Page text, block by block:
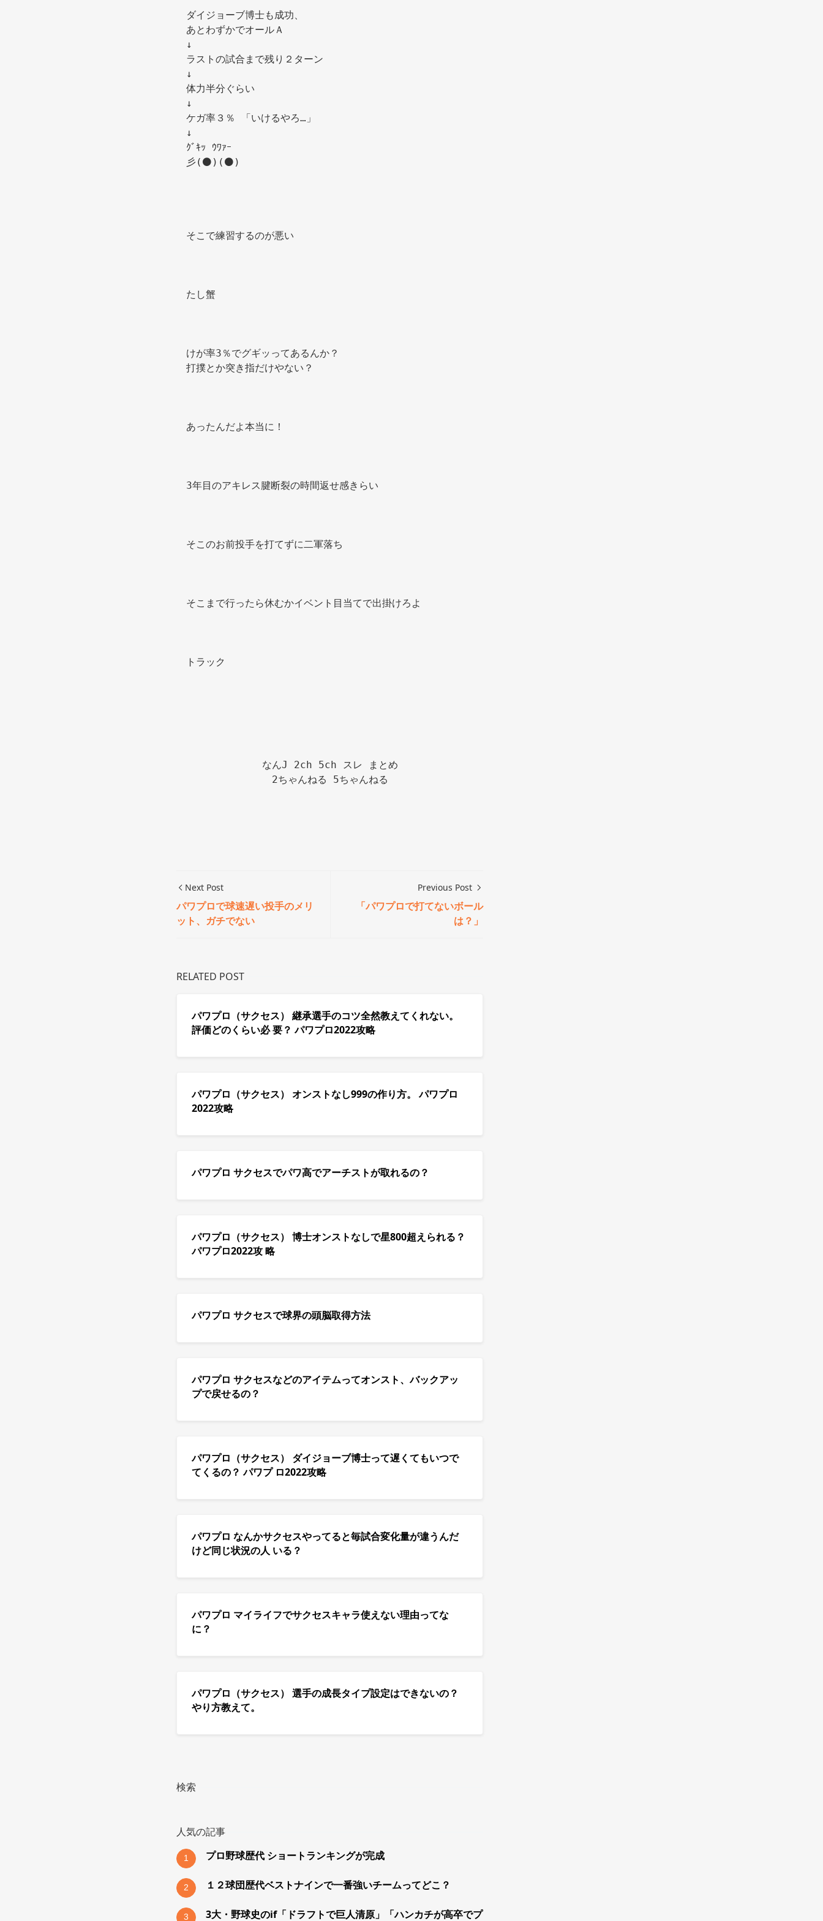
ダイジョーブ博士も成功、
あとわずかでオールＡ
↓
ラストの試合まで残り２ターン
↓
体力半分ぐらい
↓
ケガ率３％ 「いけるやろ…」
↓
ｸﾞｷｯ ｳﾜｧｰ
彡(⚫)(⚫)
そこで練習するのが悪い
たし蟹
けが率3％でグギッってあるんか？
打撲とか突き指だけやない？
あったんだよ本当に！
3年目のアキレス腱断裂の時間返せ感きらい
そこのお前投手を打てずに二軍落ち
そこまで行ったら休むかイベント目当てで出掛けろよ
トラック
なんJ 2ch 5ch スレ まとめ
2ちゃんねる 5ちゃんねる
Next Post
パワプロで球速遅い投手のメリ
ット、ガチでない
Previous Post
「パワプロで打てないボール
は？」
RELATED POST
パワプロ（サクセス） 継承選手のコツ全然教えてくれない。
評価どのくらい必 要？ パワプロ2022攻略
パワプロ（サクセス） オンストなし999の作り方。 パワプロ
2022攻略
パワプロ サクセスでパワ高でアーチストが取れるの？
パワプロ（サクセス） 博士オンストなしで星800超えられる？
パワプロ2022攻 略
パワプロ サクセスで球界の頭脳取得方法
パワプロ サクセスなどのアイテムってオンスト、バックアッ
プで戻せるの？
パワプロ（サクセス） ダイジョーブ博士って遅くてもいつで
てくるの？ パワプ ロ2022攻略
パワプロ なんかサクセスやってると毎試合変化量が違うんだ
けど同じ状況の人 いる？
パワプロ マイライフでサクセスキャラ使えない理由ってな
に？
パワプロ（サクセス） 選手の成長タイプ設定はできないの？
やり方教えて。
検索
人気の記事
1 プロ野球歴代 ショートランキングが完成
2 １２球団歴代ベストナインで一番強いチームってどこ？
3 3大・野球史のif「ドラフトで巨人清原」「ハンカチが高卒でプ